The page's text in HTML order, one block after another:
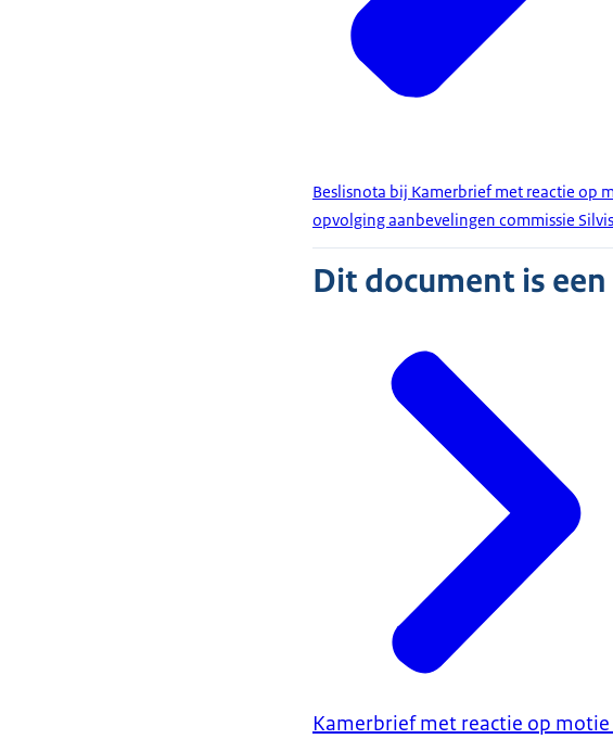
Beslisnota bij Kamerbrief met reactie op
opvolging aanbevelingen commissie
Dit document is
Kamerbrief met reactie op